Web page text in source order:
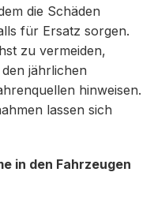
die Schäden
für Ersatz sorgen.
zu vermeiden,
jährlichen
hinweisen.
lassen sich
in den Fahrzeugen